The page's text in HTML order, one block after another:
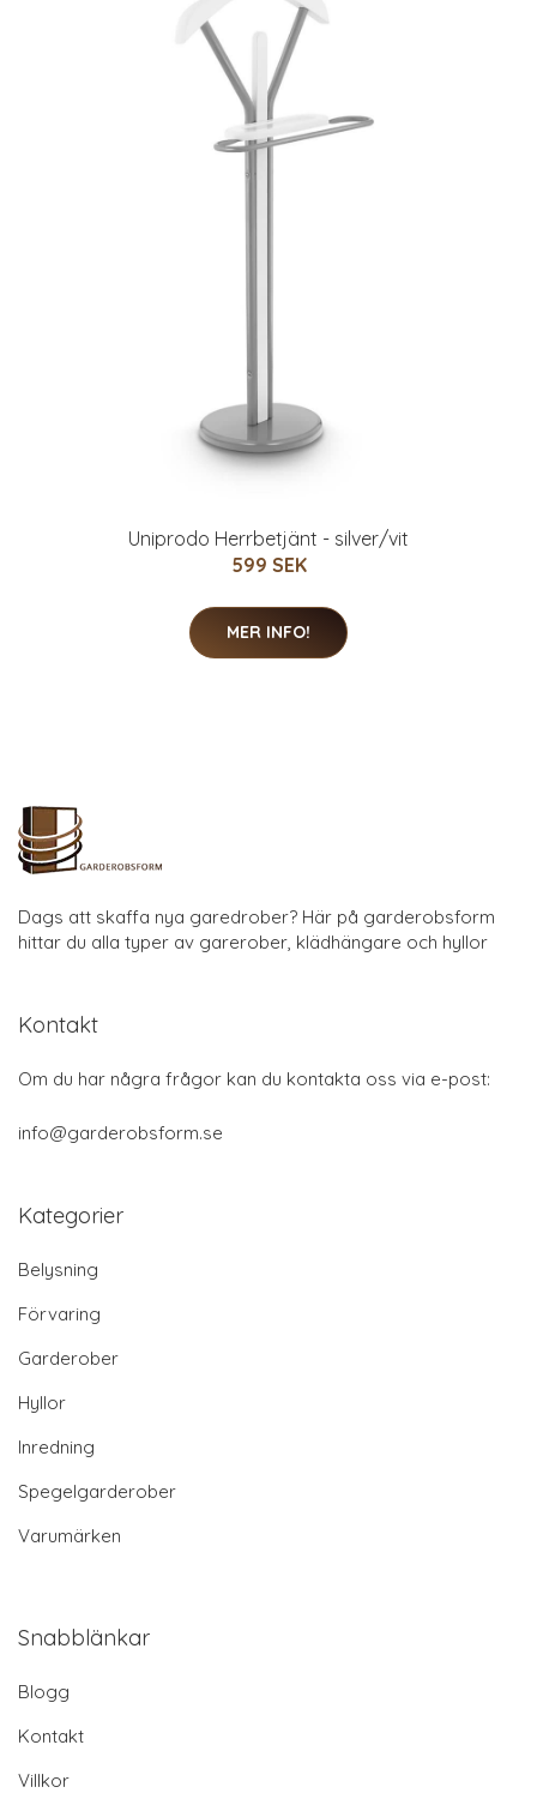
Uniprodo Herrbetjänt - silver/vit
599 SEK
MER INFO!
Dags att skaffa nya garedrober? Här på garderobsform
hittar du alla typer av garerober, klädhängare och hyllor
Kontakt
Om du har några frågor kan du kontakta oss via e-post:
info@garderobsform.se
Kategorier
Belysning
Förvaring
Garderober
Hyllor
Inredning
Spegelgarderober
Varumärken
Snabblänkar
Blogg
Kontakt
Villkor